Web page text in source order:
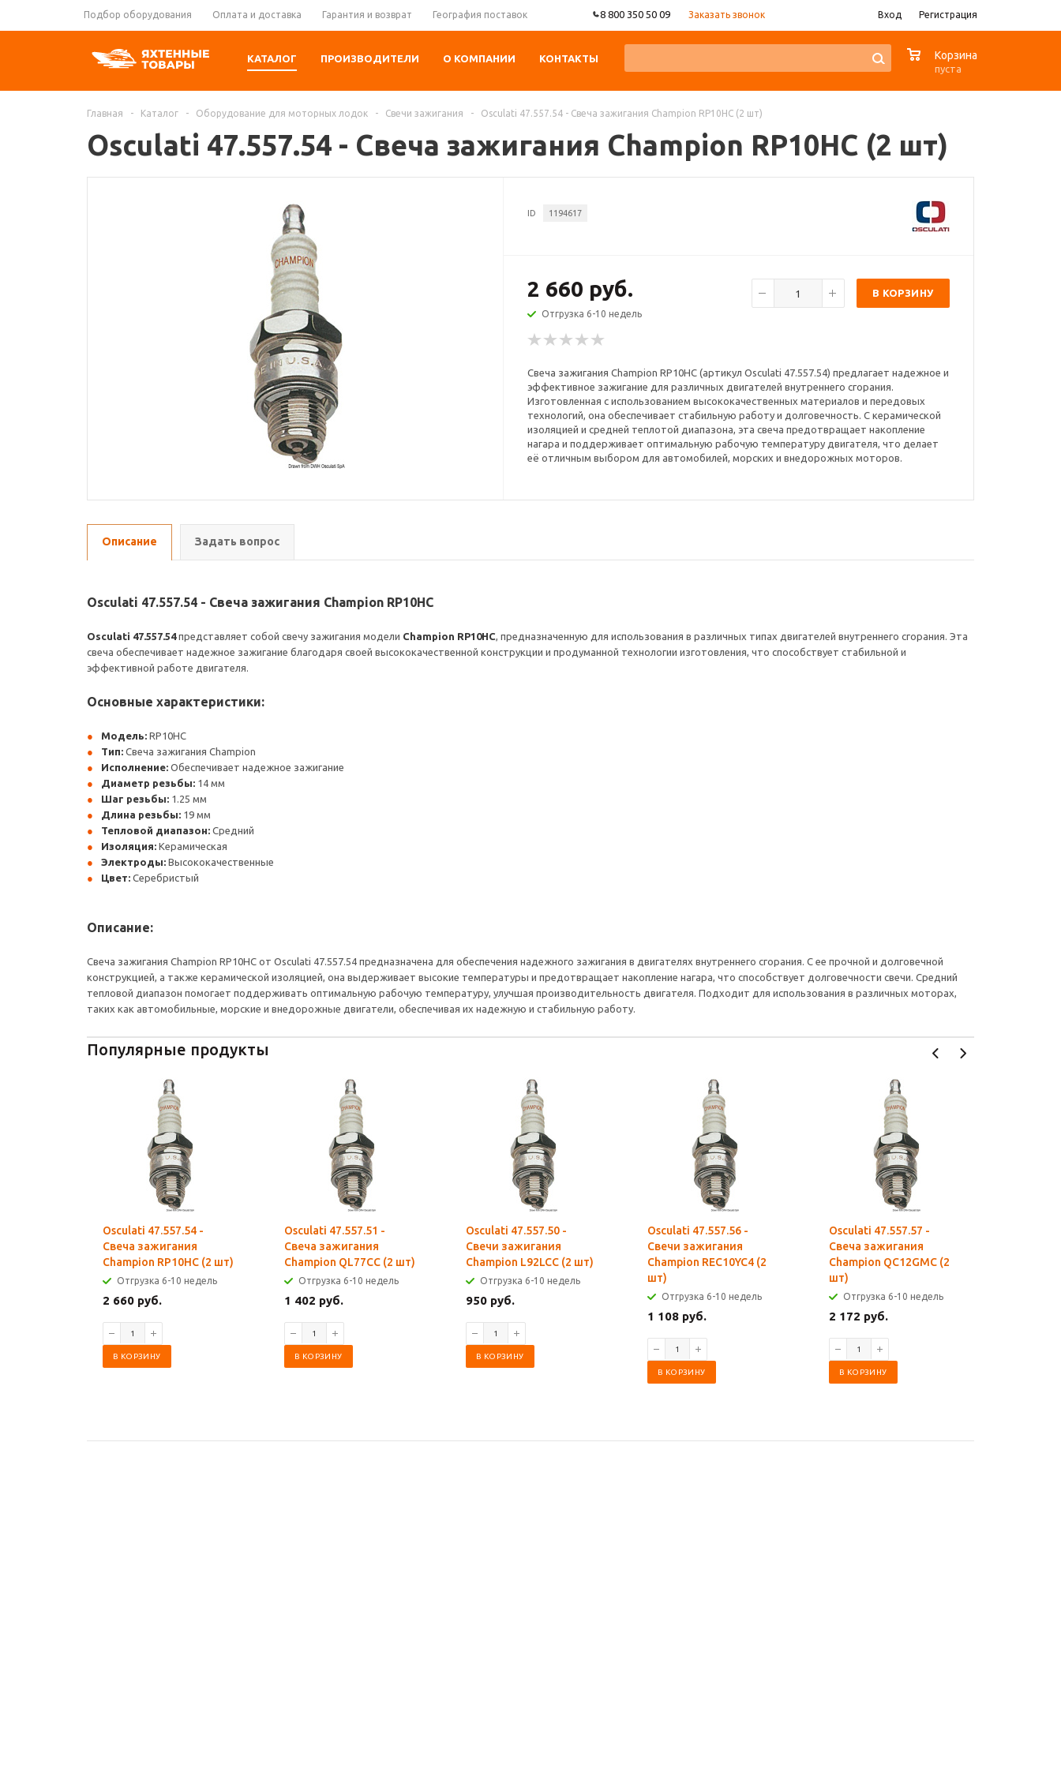
Подбор оборудования Оплата и доставка Гарантия и возврат География поставок 8 800 350 50 09 Заказать звонок Вход Регистрация
КАТАЛОГ ПРОИЗВОДИТЕЛИ О КОМПАНИИ КОНТАКТЫ Корзина
пуста
Главная - Каталог - Оборудование для моторных лодок - Свечи зажигания - Osculati 47.557.54 - Свеча зажигания Champion RP10HC (2 шт)
Osculati 47.557.54 - Свеча зажигания Champion RP10HC (2 шт)
ID 1194617
2 660 руб.
Отгрузка 6-10 недель
В КОРЗИНУ
Свеча зажигания Champion RP10HC (артикул Osculati 47.557.54) предлагает надежное и
эффективное зажигание для различных двигателей внутреннего сгорания.
Изготовленная с использованием высококачественных материалов и передовых
технологий, она обеспечивает стабильную работу и долговечность. С керамической
изоляцией и средней теплотой диапазона, эта свеча предотвращает накопление
нагара и поддерживает оптимальную рабочую температуру двигателя, что делает
её отличным выбором для автомобилей, морских и внедорожных моторов.
Описание Задать вопрос
Osculati 47.557.54 - Свеча зажигания Champion RP10HC
Osculati 47.557.54представляет собой свечу зажигания модели Champion RP10HC, предназначенную для использования в различных типах двигателей внутреннего сгорания. Эта
свеча обеспечивает надежное зажигание благодаря своей высококачественной конструкции и продуманной технологии изготовления, что способствует стабильной и
эффективной работе двигателя.
Основные характеристики:
Модель: RP10HC
Тип: Свеча зажигания Champion
Исполнение: Обеспечивает надежное зажигание
Диаметр резьбы: 14 мм
Шаг резьбы: 1.25 мм
Длина резьбы: 19 мм
Тепловой диапазон: Средний
Изоляция: Керамическая
Электроды: Высококачественные
Цвет: Серебристый
Описание:
Свеча зажигания Champion RP10HC от Osculati 47.557.54 предназначена для обеспечения надежного зажигания в двигателях внутреннего сгорания. С ее прочной и долговечной
конструкцией, а также керамической изоляцией, она выдерживает высокие температуры и предотвращает накопление нагара, что способствует долговечности свечи. Средний
тепловой диапазон помогает поддерживать оптимальную рабочую температуру, улучшая производительность двигателя. Подходит для использования в различных моторах,
таких как автомобильные, морские и внедорожные двигатели, обеспечивая их надежную и стабильную работу.
Популярные продукты
Osculati 47.557.54 -
Свеча зажигания
Champion RP10HC (2 шт)
Отгрузка 6-10 недель
2 660 руб.
В КОРЗИНУ
Osculati 47.557.51 -
Свеча зажигания
Champion QL77CC (2 шт)
Отгрузка 6-10 недель
1 402 руб.
В КОРЗИНУ
Osculati 47.557.50 -
Свечи зажигания
Champion L92LCC (2 шт)
Отгрузка 6-10 недель
950 руб.
В КОРЗИНУ
Osculati 47.557.56 -
Свечи зажигания
Champion REC10YC4 (2
шт)
Отгрузка 6-10 недель
1 108 руб.
В КОРЗИНУ
Osculati 47.557.57 -
Свеча зажигания
Champion QC12GMC (2
шт)
Отгрузка 6-10 недель
2 172 руб.
В КОРЗИНУ